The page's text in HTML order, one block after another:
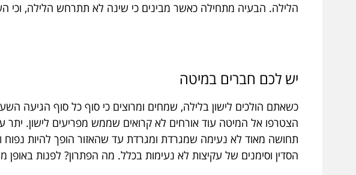
הלילה. הבעיה מתחילה כאשר מבינים כי שינה לא תתרחש הלילה,
יש לכם חברים במיטה
כשאתם הולכים לישון בלילה, שמחים ומרוצים כי סוף כל סוף הגיעה
הצטרפו אל המיטה עוד אורחים לא קרואים שממש מפריעים לישון.
תחושה מאוד לא נעימה שמגרדת ומגרדת עד שהאזור הופך להיות
הסדין וסימנים של עקיצות לא נעימות בכלל. מה הפתרון? לפנות באופן